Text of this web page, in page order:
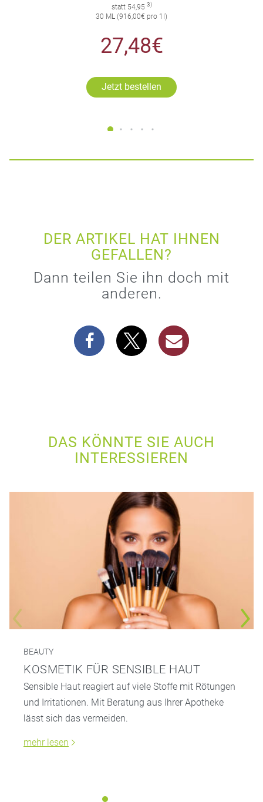
statt 54,95 3)
30 ML (916,00€ pro 1l)
27,48€
Jetzt bestellen
DER ARTIKEL HAT IHNEN
GEFALLEN?
Dann teilen Sie ihn doch mit
anderen.
DAS KÖNNTE SIE AUCH
INTERESSIEREN
BEAUTY
KOSMETIK FÜR SENSIBLE HAUT
Sensible Haut reagiert auf viele Stoffe mit Rötungen
und Irritationen. Mit Beratung aus Ihrer Apotheke
lässt sich das vermeiden.
mehr lesen